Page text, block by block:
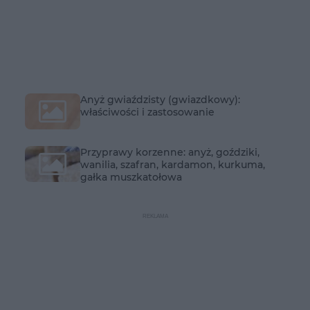
Anyż gwiaździsty (gwiazdkowy):
właściwości i zastosowanie
Przyprawy korzenne: anyż, goździki,
wanilia, szafran, kardamon, kurkuma,
gałka muszkatołowa